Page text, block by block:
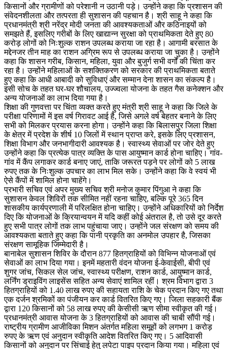
किसानों और ग्रामीणों को परेशानी न उठानी पड़े। उन्होंने कहा कि प्रशासन की
संवेदनशीलता और तत्परता ही सुशासन की पहचान है। श्री साहू ने कहा कि
प्रधानमंत्री श्री नरेंद्र मोदी जनता की आवश्यकताओं और कठिनाइयों को
समझते हैं, इसलिए गरीबों के लिए खाद्यान्न सुरक्षा को प्राथमिकता देते हुए 80
करोड़ लोगों को निःशुल्क राशन उपलब्ध कराया जा रहा है। आगामी बरसात के
मद्देनजर तीन माह का राशन अग्रिम रूप से उपलब्ध कराया जा चुका है। उन्होंने
कहा कि शासन गरीब, किसान, महिला, युवा और बुजुर्ग सभी वर्गों की चिंता कर
रहा है। उन्होंने महिलाओं के सशक्तिकरण को सरकार की प्राथमिकता बताते
हुए कहा कि आधी आबादी को सुविधाएं और सम्मान देना शासन का संकल्प है।
इसी सोच के तहत घर-घर शौचालय, उज्ज्वला योजना के तहत गैस कनेक्शन और
अन्य योजनाओं का लाभ दिया गया है।
शिक्षा की गुणवत्ता पर चिंता व्यक्त करते हुए मंत्री श्री साहू ने कहा कि जिले के
परीक्षा परिणामों में इस वर्ष गिरावट आई है, जिसे अगले वर्ष बेहतर बनाने के लिए
सभी को मिलकर प्रयास करना होगा। उन्होंने कहा कि बिलासपुर जिला शिक्षा
के क्षेत्र में प्रदेश के शीर्ष 10 जिलों में स्थान प्राप्त करे, इसके लिए प्रशासन,
शिक्षा विभाग और जनभागीदारी आवश्यक है। स्वास्थ्य सेवाओं पर जोर देते हुए
उन्होंने कहा कि प्रत्येक पात्र व्यक्ति के पास आयुष्मान कार्ड होना चाहिए। गांव-
गांव में कैंप लगाकर कार्ड बनाए जाएं, ताकि जरूरत पड़ने पर लोगों को 5 लाख
रुपए तक के निःशुल्क उपचार का लाभ मिल सके। उन्होंने कहा कि वे स्वयं भी
ऐसे कैंपों में शामिल होना चाहेंगे।
प्रभारी सचिव एवं अपर मुख्य सचिव श्री मनोज कुमार पिंगुआ ने कहा कि
सुशासन केवल शिविरों तक सीमित नहीं रहना चाहिए, बल्कि पूरे 365 दिन
शासकीय कार्यप्रणाली में परिलक्षित होना चाहिए। उन्होंने अधिकारियों को निर्देश
दिए कि योजनाओं के क्रियान्वयन में यदि कहीं कोई अंतराल है, तो उसे दूर करते
हुए सभी पात्र लोगों तक लाभ पहुंचाया जाए। उन्होंने जल संरक्षण को समय की
आवश्यकता बताते हुए कहा कि पानी प्रकृति का अनमोल उपहार है, जिसका
संरक्षण सामूहिक जिम्मेदारी है।
बानाबेल सुशासन शिविर के दौरान 877 हितग्राहियों को विभिन्न योजनाओं एवं
सेवाओं का लाभ दिया गया। इनमें महतारी वंदन योजना ई-केवाईसी, बीपी एवं
शुगर जांच, सिकल सेल जांच, स्वास्थ्य परीक्षण, राशन कार्ड, आयुष्मान कार्ड,
लर्निंग ड्राइविंग लाइसेंस सहित अन्य सेवाएं शामिल रहीं। श्रम विभाग द्वारा 3
हितग्राहियों को 1.40 लाख रुपए की सहायता राशि के चेक प्रदान किए गए तथा
एक दर्जन श्रमिकों का पंजीयन कर कार्ड वितरित किए गए। जिला सहकारी बैंक
द्वारा 120 किसानों को 58 लाख रुपए की केसीसी ऋण सीमा स्वीकृत की गई।
प्रधानमंत्री आवास योजना के 3 हितग्राहियों को आवास की चाबी सौंपी गई।
राष्ट्रीय ग्रामीण आजीविका मिशन अंतर्गत महिला समूहों को लगभग 1 करोड़
रुपए के ऋण एवं अनुदान स्वीकृति आदेश वितरित किए गए। 5 आदिवासी
किसानों को अनुदान पर सिंचाई हेतु लपेटा पाइप प्रदान किया गया। महिला एवं